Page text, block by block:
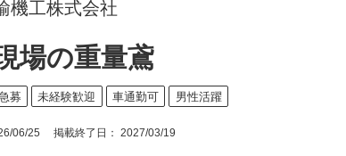
機工株式会社
場の重量鳶
急募 未経験歓迎 車通勤可 男性活躍
06/25 掲載終了日： 2027/03/19